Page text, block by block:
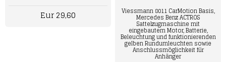
Eur 29,60 Viessmann 8011 CarMotion Basis,
Mercedes Benz ACTROS
Sattelzugmaschine mit
eingebautem Motor, Batterie,
Beleuchtung und funktionierenden
gelben Rundumleuchten sowie
Anschlussmöglichkeit für
Anhänger